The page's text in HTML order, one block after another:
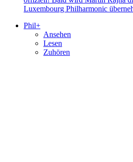
Luxembourg Philharmonic
Phil+
Ansehen
Lesen
Zuhören